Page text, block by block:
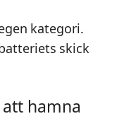
kategori.
skick
hamna